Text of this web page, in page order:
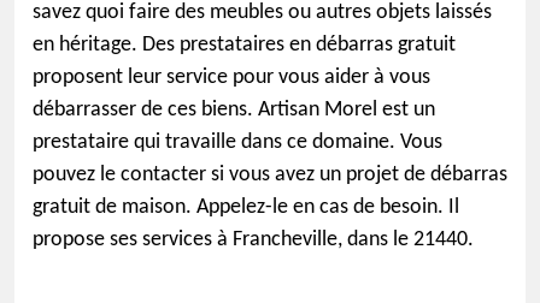
savez quoi faire des meubles ou autres objets laissés
en héritage. Des prestataires en débarras gratuit
proposent leur service pour vous aider à vous
débarrasser de ces biens. Artisan Morel est un
prestataire qui travaille dans ce domaine. Vous
pouvez le contacter si vous avez un projet de débarras
gratuit de maison. Appelez-le en cas de besoin. Il
propose ses services à Francheville, dans le 21440.